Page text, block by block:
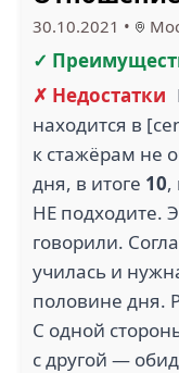
30.10.2021 •
✓
✗ Недостатки
находится в
к стажёрам не
дня, в итоге 10,
НЕ подходите.
говорили.
училась и
половине дня.
С одной
с другой —